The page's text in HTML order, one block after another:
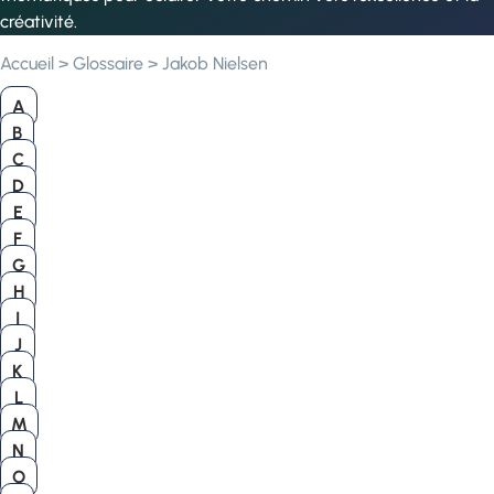
créativité.
Accueil > Glossaire > Jakob Nielsen
A
B
C
D
E
F
G
H
I
J
K
L
M
N
O